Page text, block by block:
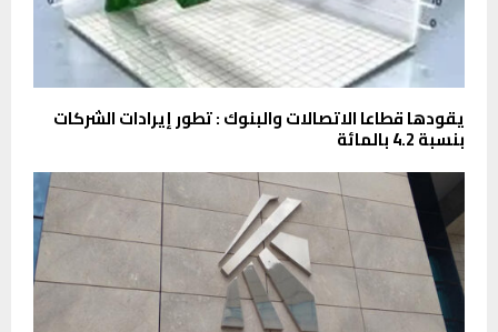
يقودها قطاعا الاتصالات والبنوك : تطور إيرادات الشركات
بنسبة 4.2 بالمائة